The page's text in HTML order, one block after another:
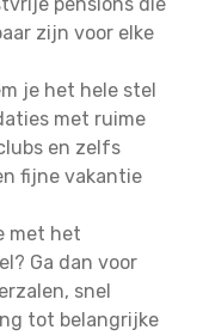
zijn voor elke
je het hele stel
met ruime
en zelfs
fijne vakantie
met het
Ga dan voor
snel
tot belangrijke